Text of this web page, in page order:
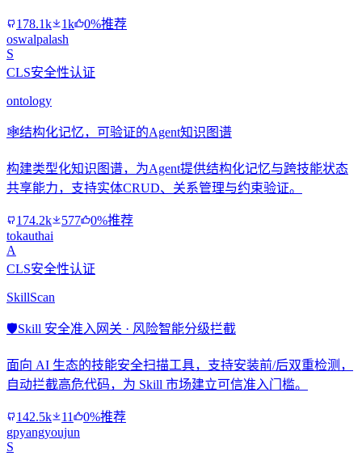
178.1k 1k
0%推荐
oswalpalash
S
CLS安全性认证
ontology
🕸️结构化记忆，可验证的Agent知识图谱
构建类型化知识图谱，为Agent提供结构化记忆与跨技能状态
共享能力，支持实体CRUD、关系管理与约束验证。
174.2k 577
0%推荐
tokauthai
A
CLS安全性认证
SkillScan
🛡️Skill 安全准入网关 · 风险智能分级拦截
面向 AI 生态的技能安全扫描工具，支持安装前/后双重检测，
自动拦截高危代码，为 Skill 市场建立可信准入门槛。
142.5k 11
0%推荐
gpyangyoujun
S